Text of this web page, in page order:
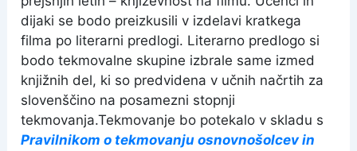
dijaki se bodo preizkusili v izdelavi kratkega
filma po literarni predlogi. Literarno predlogo si
bodo tekmovalne skupine izbrale same izmed
knjižnih del, ki so predvidena v učnih načrtih za
slovenščino na posamezni stopnji
tekmovanja.Tekmovanje bo potekalo v skladu s
Pravilnikom o tekmovanju osnovnošolcev in